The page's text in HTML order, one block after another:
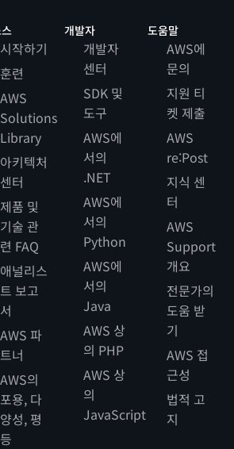
시작하기
훈련
AWS
Solutions
Library
아키텍처
센터
제품 및
기술 관
련 FAQ
애널리스
트 보고
서
AWS 파
트너
AWS의
포용, 다
양성, 평
등
개발자
개발자
센터
SDK 및
도구
AWS에
서의
.NET
AWS에
서의
Python
AWS에
서의
Java
AWS 상
의 PHP
AWS 상
의
JavaScript
도움말
AWS에
문의
지원 티
켓 제출
AWS
re:Post
지식 센
터
AWS
Support
개요
전문가의
도움 받
기
AWS 접
근성
법적 고
지